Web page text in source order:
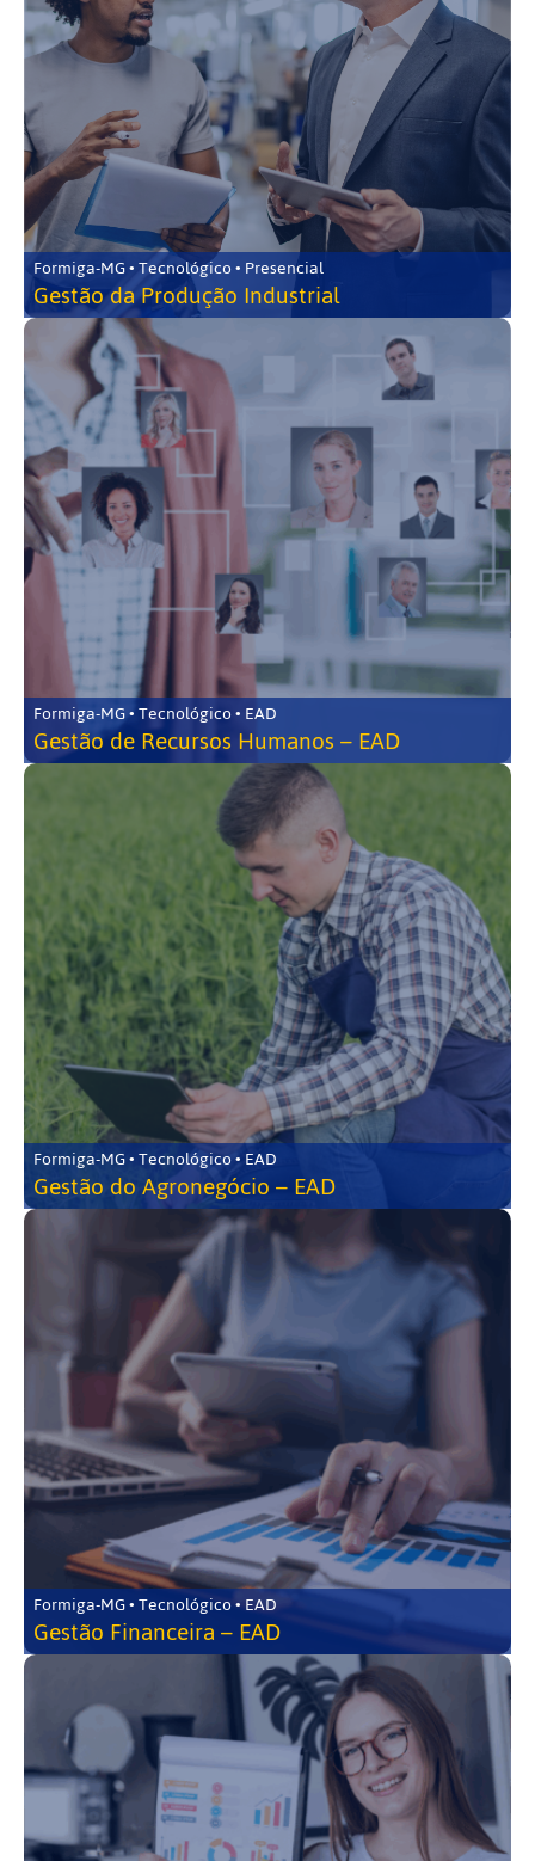
Formiga-MG • Tecnológico • Presencial
Gestão da Produção Industrial
Formiga-MG • Tecnológico • EAD
Gestão de Recursos Humanos – EAD
Formiga-MG • Tecnológico • EAD
Gestão do Agronegócio – EAD
Formiga-MG • Tecnológico • EAD
Gestão Financeira – EAD